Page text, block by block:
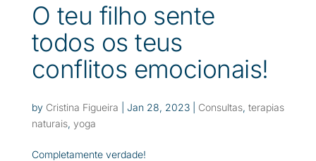
O teu filho sente
todos os teus
conflitos emocionais!
by Cristina Figueira Jan 28, 2023| Consultas, terapias
naturais, yoga
Completamente verdade!